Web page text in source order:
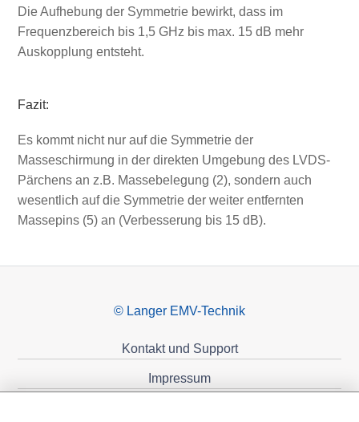
Die Aufhebung der Symmetrie bewirkt, dass im
Frequenzbereich bis 1,5 GHz bis max. 15 dB mehr
Auskopplung entsteht.
Fazit:
Es kommt nicht nur auf die Symmetrie der
Masseschirmung in der direkten Umgebung des LVDS-
Pärchens an z.B. Massebelegung (2), sondern auch
wesentlich auf die Symmetrie der weiter entfernten
Massepins (5) an (Verbesserung bis 15 dB).
© Langer EMV-Technik
Kontakt und Support
Impressum